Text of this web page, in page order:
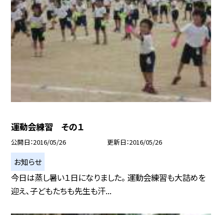
運動会練習 その１
公開日 2016/05/26 更新日 2016/05/26
お知らせ
今日は蒸し暑い１日になりました。 運動会練習も大詰めを
迎え、子どもたちも先生も汗...